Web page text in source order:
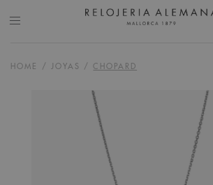
HOME / JOYAS /CHOPARD